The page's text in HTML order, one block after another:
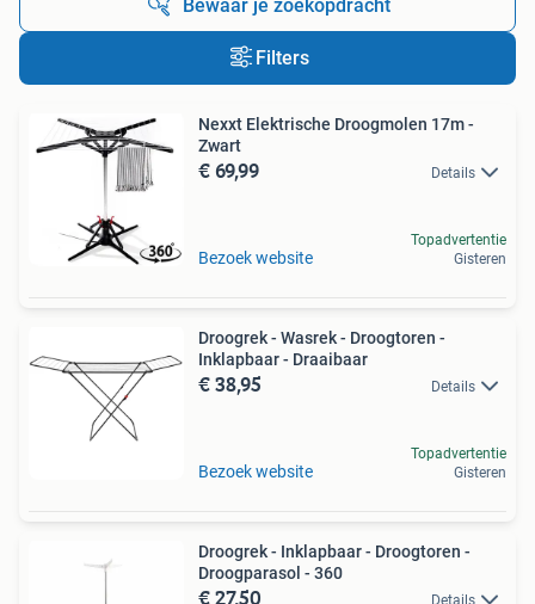
Bewaar je zoekopdracht
Filters
Nexxt Elektrische Droogmolen 17m -
Zwart
€ 69,99 Details
Bezoek website
Topadvertentie
Gisteren
Droogrek - Wasrek - Droogtoren -
Inklapbaar - Draaibaar
€ 38,95 Details
Bezoek website
Topadvertentie
Gisteren
Droogrek - Inklapbaar - Droogtoren -
Droogparasol - 360
€ 27,50 Details